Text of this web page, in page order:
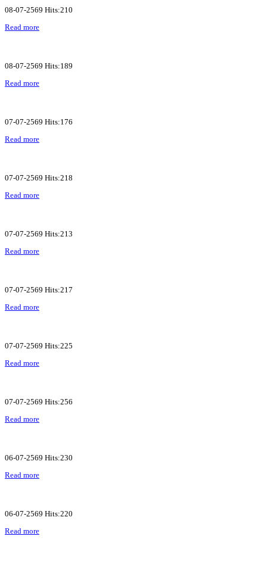
08-07-2569 Hits:210
Read more
08-07-2569 Hits:189
Read more
07-07-2569 Hits:176
Read more
07-07-2569 Hits:218
Read more
07-07-2569 Hits:213
Read more
07-07-2569 Hits:217
Read more
07-07-2569 Hits:225
Read more
07-07-2569 Hits:256
Read more
06-07-2569 Hits:230
Read more
06-07-2569 Hits:220
Read more